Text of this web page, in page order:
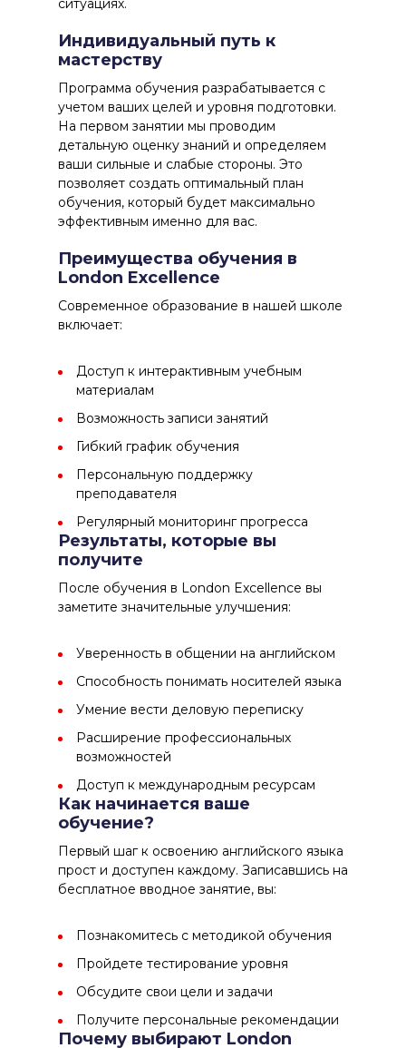
ситуациях.
Индивидуальный путь к
мастерству
Программа обучения разрабатывается с
учетом ваших целей и уровня подготовки.
На первом занятии мы проводим
детальную оценку знаний и определяем
ваши сильные и слабые стороны. Это
позволяет создать оптимальный план
обучения, который будет максимально
эффективным именно для вас.
Преимущества обучения в
London Excellence
Современное образование в нашей школе
включает:
Доступ к интерактивным учебным
материалам
Возможность записи занятий
Гибкий график обучения
Персональную поддержку
преподавателя
Регулярный мониторинг прогресса
Результаты, которые вы
получите
После обучения в London Excellence вы
заметите значительные улучшения:
Уверенность в общении на английском
Способность понимать носителей языка
Умение вести деловую переписку
Расширение профессиональных
возможностей
Доступ к международным ресурсам
Как начинается ваше
обучение?
Первый шаг к освоению английского языка
прост и доступен каждому. Записавшись на
бесплатное вводное занятие, вы:
Познакомитесь с методикой обучения
Пройдете тестирование уровня
Обсудите свои цели и задачи
Получите персональные рекомендации
Почему выбирают London